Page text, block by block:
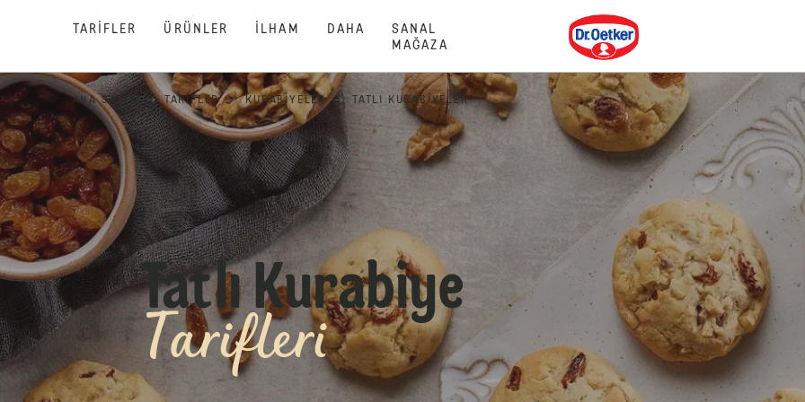
TARIFLER ÜRÜNLER İLHAM DAHA
SANAL
MAĞAZA
Dr. Oetker
ANA SAYFA TARIFLER KURABIYELER TATLI KURABIYELER
Tatlı Kurabiye
Tarifleri